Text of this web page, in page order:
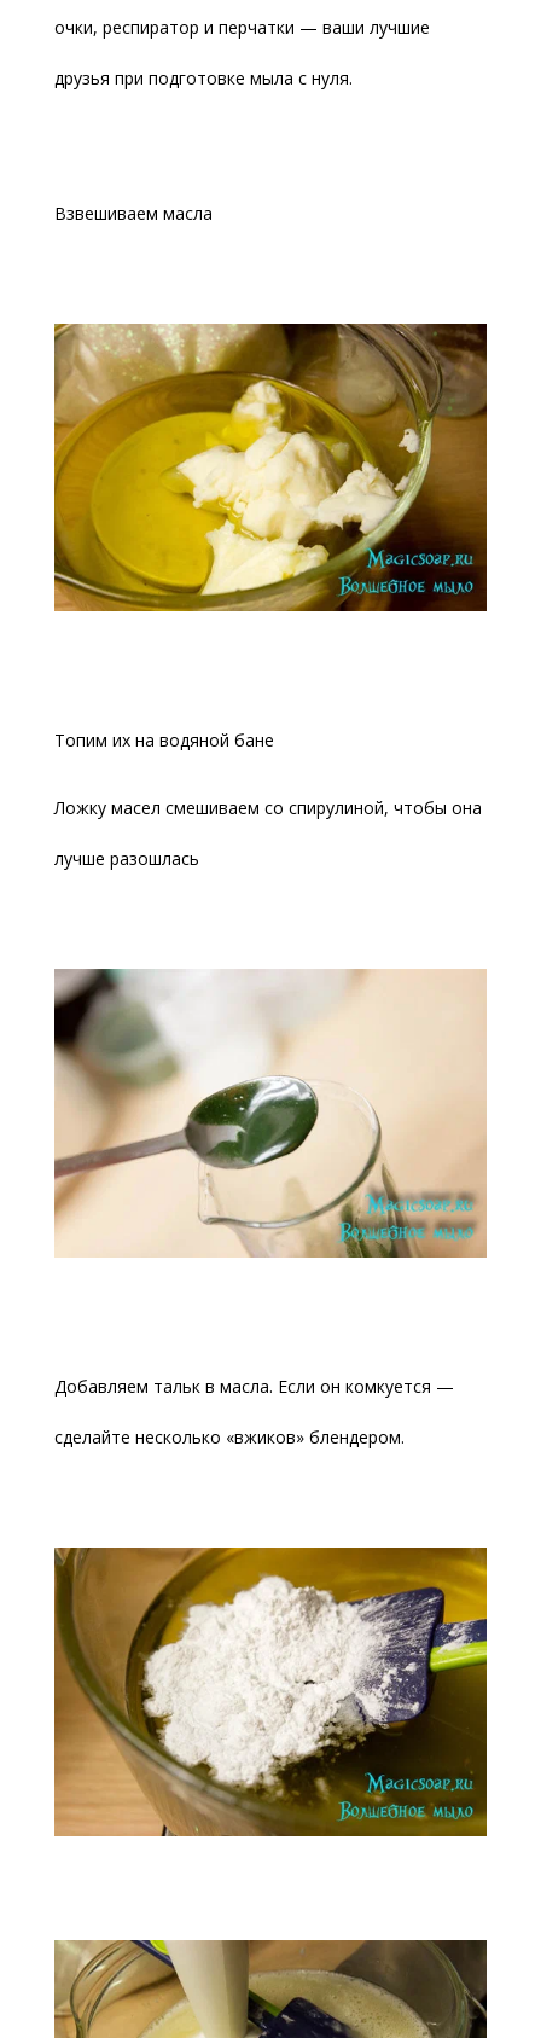
очки, респиратор и перчатки — ваши лучшие
друзья при подготовке мыла с нуля.
Взвешиваем масла
Топим их на водяной бане
Ложку масел смешиваем со спирулиной, чтобы она
лучше разошлась
Добавляем тальк в масла. Если он комкуется —
сделайте несколько «вжиков» блендером.